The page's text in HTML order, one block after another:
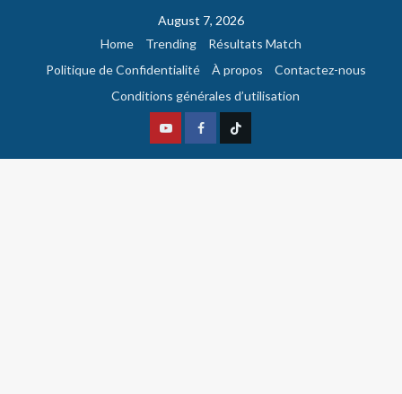
August 7, 2026
Home
Trending
Résultats Match
Politique de Confidentialité
À propos
Contactez-nous
Conditions générales d’utilisation